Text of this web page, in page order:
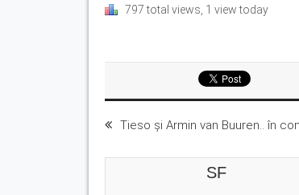
797 total views, 1 view today
Tieso și Armin van Buuren.. în
SF